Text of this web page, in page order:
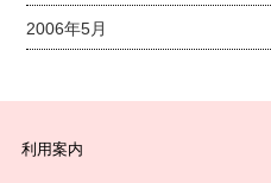
2006年5月
利用案内